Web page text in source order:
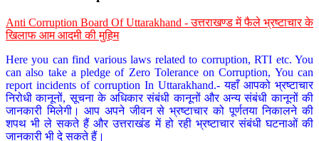
Anti Corruption Board Of Uttarakhand - उत्तराखण्ड में फैले भ्रष्टाचार के
खिलाफ आम आदमी की मुहिम
Here you can find various laws related to corruption, RTI etc. You
can also take a pledge of Zero Tolerance on Corruption, You can
report incidents of corruption In Uttarakhand.- यहाँ आपको भ्रष्टाचार
निरोधी कानूनों, सूचना के अधिकार संबंधी कानूनों और अन्य संबंधी कानूनों की
जानकारी मिलेगी। आप अपने जीवन से भ्रष्टाचार को पूर्णतया निकालने की
शपथ भी ले सकते हैं और उत्तराखंड में हो रही भ्रष्टाचार संबंधी घटनाओं की
जानकारी भी दे सकते हैं।